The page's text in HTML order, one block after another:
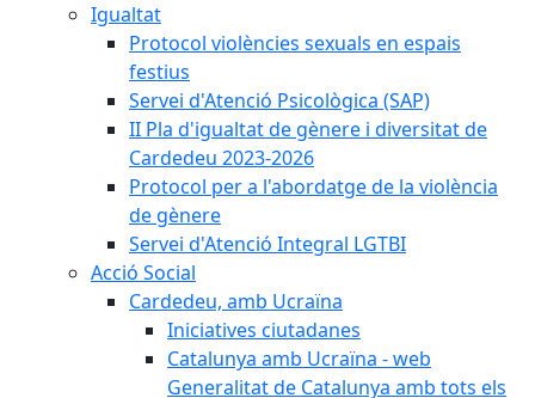
Igualtat
Protocol violències sexuals en espais
festius
Servei d'Atenció Psicològica (SAP)
II Pla d'igualtat de gènere i diversitat de
Cardedeu 2023-2026
Protocol per a l'abordatge de la violència
de gènere
Servei d'Atenció Integral LGTBI
Acció Social
Cardedeu, amb Ucraïna
Iniciatives ciutadanes
Catalunya amb Ucraïna - web
Generalitat de Catalunya amb tots els